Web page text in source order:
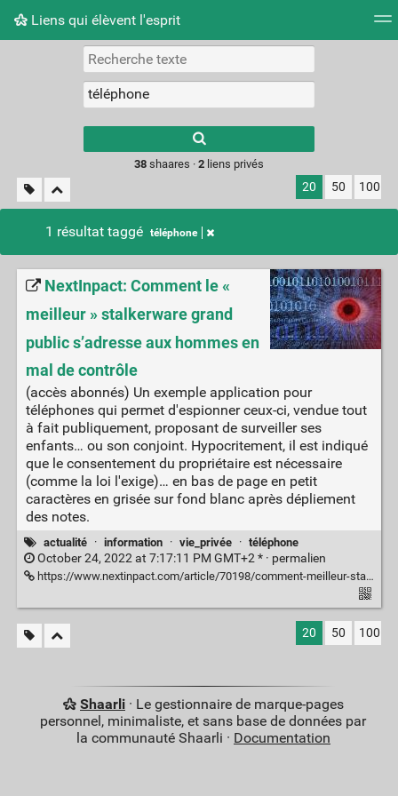
Liens qui élèvent l'esprit
Nuage de tags Mur d'images
results.
38shaares · 2liens privés
20 50 100
1 résultat taggé téléphone
NextInpact: Comment le «
meilleur » stalkerware grand
public s’adresse aux hommes en
mal de contrôle
(accès abonnés) Un exemple application pour
téléphones qui permet d'espionner ceux-ci, vendue tout
à fait publiquement, proposant de surveiller ses
enfants… ou son conjoint. Hypocritement, il est indiqué
que le consentement du propriétaire est nécessaire
(comme la loi l'exige)… en bas de page en petit
caractères en grisée sur fond blanc après dépliement
des notes.
actualité · information · vie_privée · téléphone
October 24, 2022 at 7:17:11 PM GMT+2 * · permalien
https://www.nextinpact.com/article/70198/comment-meilleur-stalkerware-grand-public-sadresse-aux-hommes-en-mal-controle
20 50 100
Shaarli· Le gestionnaire de marque-pages
personnel, minimaliste, et sans base de données par
la communauté Shaarli · Documentation